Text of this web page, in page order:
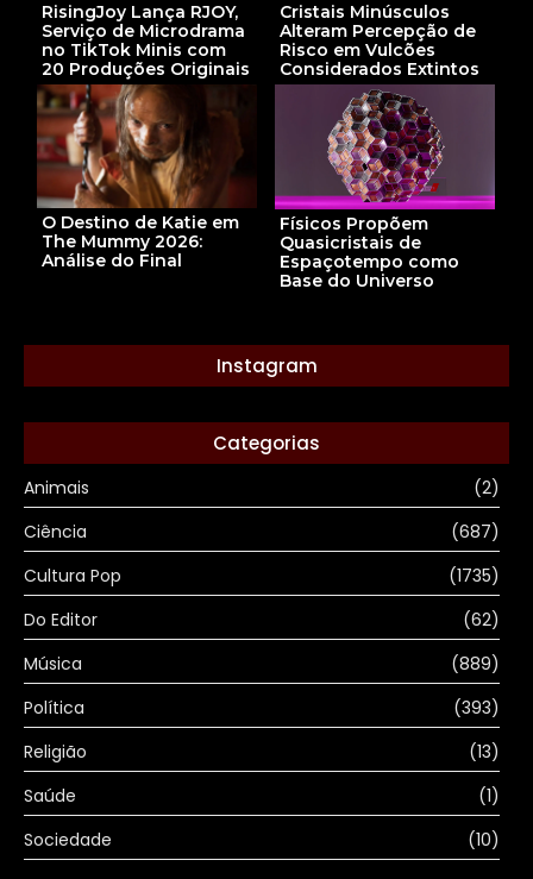
RisingJoy Lança RJOY,
Serviço de Microdrama
no TikTok Minis com
20 Produções Originais
Cristais Minúsculos
Alteram Percepção de
Risco em Vulcões
Considerados Extintos
O Destino de Katie em
The Mummy 2026:
Análise do Final
Físicos Propõem
Quasicristais de
Espaçotempo como
Base do Universo
Instagram
Categorias
Animais
(2)
Ciência
(687)
Cultura Pop
(1735)
Do Editor
(62)
Música
(889)
Política
(393)
Religião
(13)
Saúde
(1)
Sociedade
(10)